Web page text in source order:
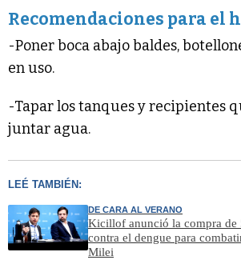
Recomendaciones para el
-Poner boca abajo baldes,
en uso.
-Tapar los tanques y recipientes
juntar agua.
LEÉ TAMBIÉN:
DE CARA AL VERANO
Kicillof anunció la compra de
contra el dengue para
Milei